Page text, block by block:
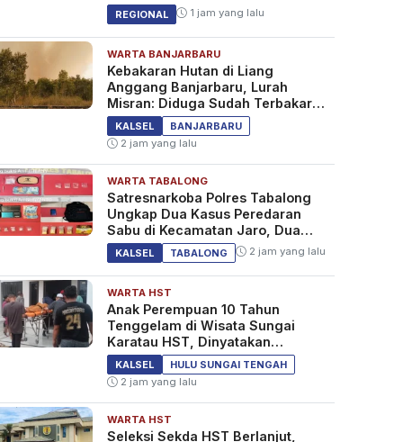
REGIONAL 1 jam yang lalu
WARTA BANJARBARU
Kebakaran Hutan di Liang
Anggang Banjarbaru, Lurah
Misran: Diduga Sudah Terbakar
Sejak Tadi Malam
KALSEL
BANJARBARU
2 jam yang lalu
WARTA TABALONG
Satresnarkoba Polres Tabalong
Ungkap Dua Kasus Peredaran
Sabu di Kecamatan Jaro, Dua
Pelaku Diamankan
KALSEL TABALONG 2 jam yang lalu
WARTA HST
Anak Perempuan 10 Tahun
Tenggelam di Wisata Sungai
Karatau HST, Dinyatakan
Meninggal Dunia
KALSEL
HULU SUNGAI TENGAH
2 jam yang lalu
WARTA HST
Seleksi Sekda HST Berlanjut,